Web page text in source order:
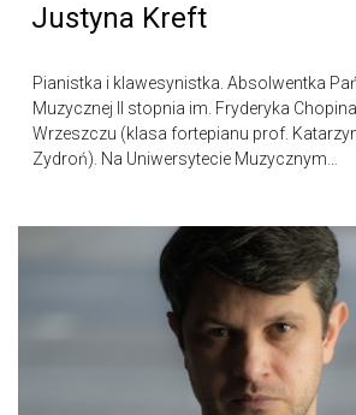
Justyna Kreft
Pianistka i klawesynistka. Absolwentka
Muzycznej II stopnia im. Fryderyka
Wrzeszczu (klasa fortepianu prof.
Zydroń). Na Uniwersytecie Muzycznym…